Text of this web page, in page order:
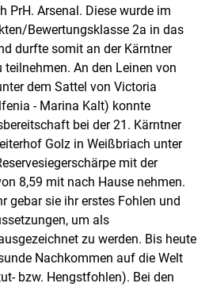
PrH. Arsenal. Diese wurde im
Bewertungsklasse 2a in das
durfte somit an der Kärntner
An den Leinen von
dem Sattel von Victoria
- Marina Kalt) konnte
bei der 21. Kärntner
Golz in Weißbriach unter
mit der
8,59 mit nach Hause nehmen.
gebar sie ihr erstes Fohlen und
um als
zu werden. Bis heute
Nachkommen auf die Welt
bzw. Hengstfohlen). Bei den